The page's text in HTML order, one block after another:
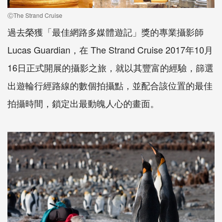
ⒸThe Strand Cruise
過去榮獲「最佳網路多媒體遊記」獎的專業攝影師
Lucas Guardian，在 The Strand Cruise 2017年10月
16日正式開展的攝影之旅，就以其豐富的經驗，篩選
出遊輪行經路線的數個拍攝點，並配合該位置的最佳
拍攝時間，鎖定出最動魄人心的畫面。